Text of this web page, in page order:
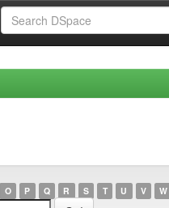
O P Q R S T U V W